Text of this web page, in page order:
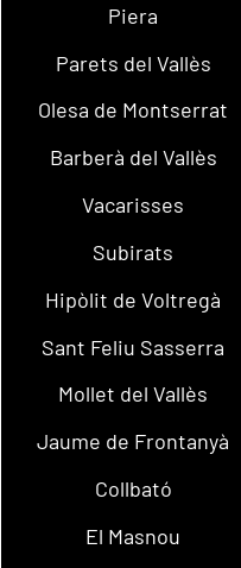
Piera
Parets del Vallès
Olesa de Montserrat
Barberà del Vallès
Vacarisses
Subirats
Hipòlit de Voltregà
Sant Feliu Sasserra
Mollet del Vallès
Jaume de Frontanyà
Collbató
El Masnou